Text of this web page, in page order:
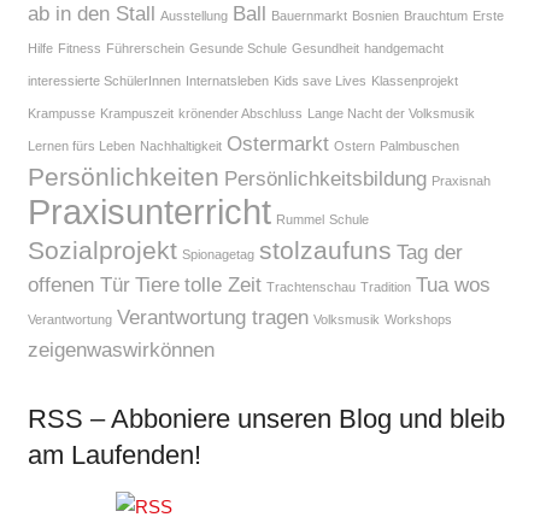
ab in den Stall Ausstellung Ball Bauernmarkt Bosnien Brauchtum Erste
Hilfe Fitness Führerschein Gesunde Schule Gesundheit handgemacht
interessierte SchülerInnen Internatsleben Kids save Lives Klassenprojekt
Krampusse Krampuszeit krönender Abschluss Lange Nacht der Volksmusik
Lernen fürs Leben Nachhaltigkeit Ostermarkt Ostern Palmbuschen
Persönlichkeiten Persönlichkeitsbildung Praxisnah
Praxisunterricht Rummel Schule
Sozialprojekt Spionagetag stolzaufuns Tag der
offenen Tür Tiere tolle Zeit Trachtenschau Tradition Tua wos
Verantwortung Verantwortung tragen Volksmusik Workshops
zeigenwaswirkönnen
RSS – Abboniere unseren Blog und bleib
am Laufenden!